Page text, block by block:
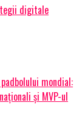
digitale
mondial:
și MVP-ul